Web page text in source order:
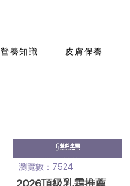
營養知識 皮膚保養
瀏覽數：7524
2026頂級乳霜推薦